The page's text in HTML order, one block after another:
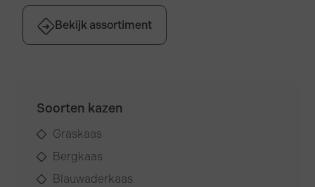
Bekijk assortiment
Soorten kazen
Graskaas
Bergkaas
Blauwaderkaas